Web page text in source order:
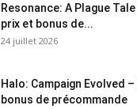
Resonance: A Plague
prix et bonus de...
24 juillet 2026
Halo: Campaign Evolved
bonus de précommande